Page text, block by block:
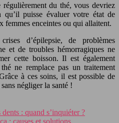
du thé, vous devriez
puisse évaluer votre état de
femmes enceintes ou qui allaitent.
d’épilepsie, de problèmes
et de troubles hémorragiques ne
cette boisson. Il est également
ne remplace pas un traitement
à ces soins, il est possible de
négliger la santé !
: quand s’inquiéter ?
: causes et solutions